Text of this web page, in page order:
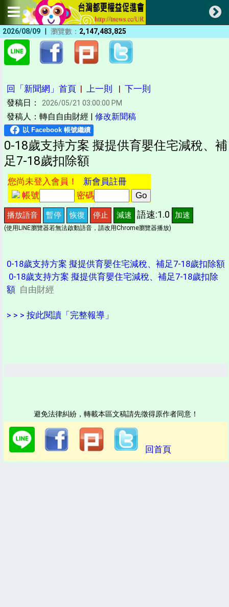
2026/08/09 | 瀏覽數： 2,147,483,825
回「新聞網」首頁 | 上一則 | 下一則
發稿日： 2026/05/21 03:00:00 PM
發稿人：轉自自由財經 | 修改新聞稿
0-18歲支持方案 擬提供育嬰住宅減稅、補
足7-18歲扣除額
您尚未登入會員！ 新會員註冊
帳號
密碼
播放語音 暫停 恢復 停止 減速 語速:1.0 加速
(使用LINE瀏覽器若無法啟動語音，請改用Chrome瀏覽器播放)
0-18歲支持方案 擬提供育嬰住宅減稅、補足7-18歲扣除額
0-18歲支持方案 擬提供育嬰住宅減稅、補足7-18歲扣除
額 自由財經
> > > 按此閱讀「完整報導」
避免法律糾紛，轉載本區文稿請先徵得原作者同意！
回首頁